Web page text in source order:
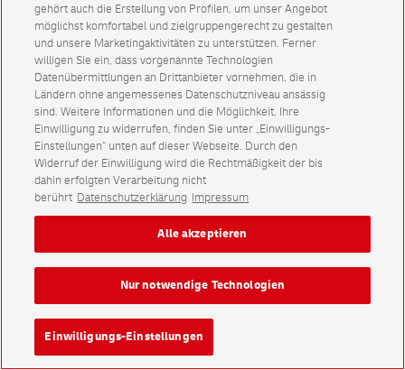
gehört auch die Erstellung von Profilen, um unser Angebot
möglichst komfortabel und zielgruppengerecht zu gestalten
und unsere Marketingaktivitäten zu unterstützen. Ferner
willigen Sie ein, dass vorgenannte Technologien
Datenübermittlungen an Drittanbieter vornehmen, die in
Ländern ohne angemessenes Datenschutzniveau ansässig
sind. Weitere Informationen und die Möglichkeit, Ihre
Einwilligung zu widerrufen, finden Sie unter „Einwilligungs-
Einstellungen“ unten auf dieser Webseite. Durch den
Widerruf der Einwilligung wird die Rechtmäßigkeit der bis
dahin erfolgten Verarbeitung nicht
berührt Datenschutzerklärung Impressum
Einwilligungs-Einstellungen
Nur notwendige Technologien
Alle akzeptieren